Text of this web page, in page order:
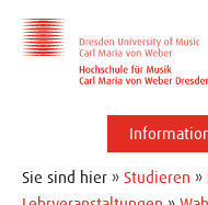
Presse
Alumni
Sie sind hier » Studieren »